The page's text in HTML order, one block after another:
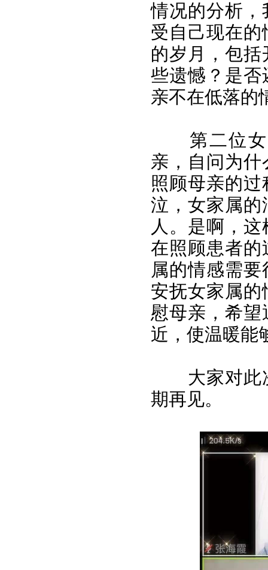
情况的分析
受自己现在
的岁月，包
些遗憾？是
亲不在低落的
第二位女
亲，自问为
照顾母亲的
泣，女家属
人。是啊，
在照顾患者
属的情感需
安抚女家属
慰母亲，希
近，使温暖能
大家对此次
期再见。